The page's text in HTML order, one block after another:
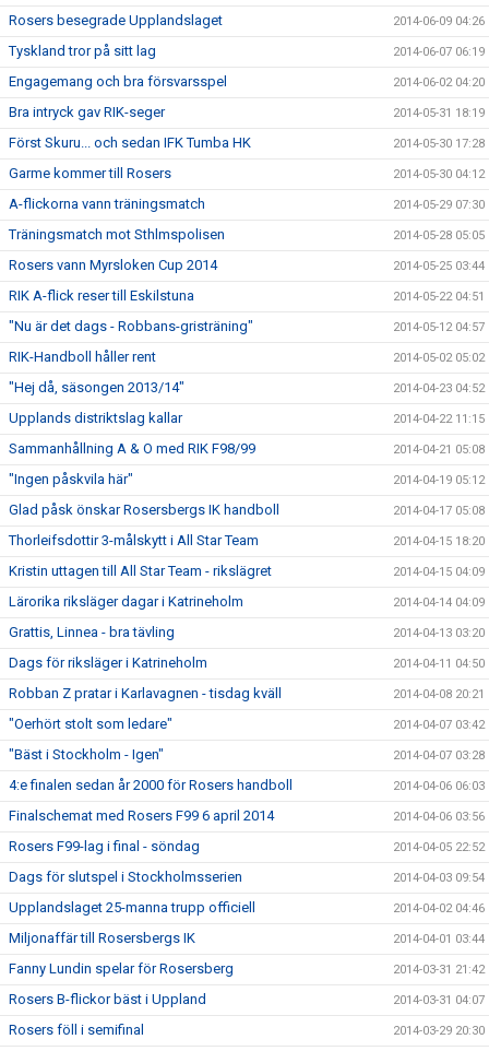
Rosers besegrade Upplandslaget 2014-06-09 04:26
Tyskland tror på sitt lag 2014-06-07 06:19
Engagemang och bra försvarsspel 2014-06-02 04:20
Bra intryck gav RIK-seger 2014-05-31 18:19
Först Skuru... och sedan IFK Tumba HK 2014-05-30 17:28
Garme kommer till Rosers 2014-05-30 04:12
A-flickorna vann träningsmatch 2014-05-29 07:30
Träningsmatch mot Sthlmspolisen 2014-05-28 05:05
Rosers vann Myrsloken Cup 2014 2014-05-25 03:44
RIK A-flick reser till Eskilstuna 2014-05-22 04:51
"Nu är det dags - Robbans-gristräning" 2014-05-12 04:57
RIK-Handboll håller rent 2014-05-02 05:02
"Hej då, säsongen 2013/14" 2014-04-23 04:52
Upplands distriktslag kallar 2014-04-22 11:15
Sammanhållning A & O med RIK F98/99 2014-04-21 05:08
"Ingen påskvila här" 2014-04-19 05:12
Glad påsk önskar Rosersbergs IK handboll 2014-04-17 05:08
Thorleifsdottir 3-målskytt i All Star Team 2014-04-15 18:20
Kristin uttagen till All Star Team - rikslägret 2014-04-15 04:09
Lärorika riksläger dagar i Katrineholm 2014-04-14 04:09
Grattis, Linnea - bra tävling 2014-04-13 03:20
Dags för riksläger i Katrineholm 2014-04-11 04:50
Robban Z pratar i Karlavagnen - tisdag kväll 2014-04-08 20:21
"Oerhört stolt som ledare" 2014-04-07 03:42
"Bäst i Stockholm - Igen" 2014-04-07 03:28
4:e finalen sedan år 2000 för Rosers handboll 2014-04-06 06:03
Finalschemat med Rosers F99 6 april 2014 2014-04-06 03:56
Rosers F99-lag i final - söndag 2014-04-05 22:52
Dags för slutspel i Stockholmsserien 2014-04-03 09:54
Upplandslaget 25-manna trupp officiell 2014-04-02 04:46
Miljonaffär till Rosersbergs IK 2014-04-01 03:44
Fanny Lundin spelar för Rosersberg 2014-03-31 21:42
Rosers B-flickor bäst i Uppland 2014-03-31 04:07
Rosers föll i semifinal 2014-03-29 20:30